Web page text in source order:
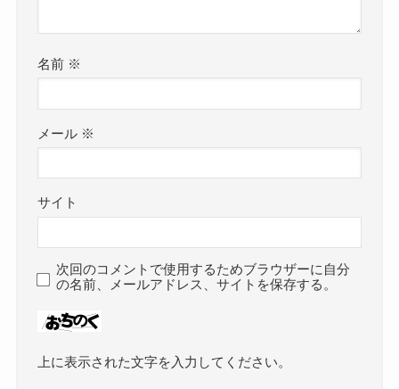
名前 ※
メール ※
サイト
次回のコメントで使用するためブラウザーに自分
の名前、メールアドレス、サイトを保存する。
上に表示された文字を入力してください。